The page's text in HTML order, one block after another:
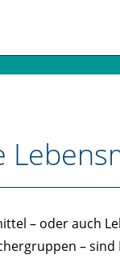
– oder auch
–